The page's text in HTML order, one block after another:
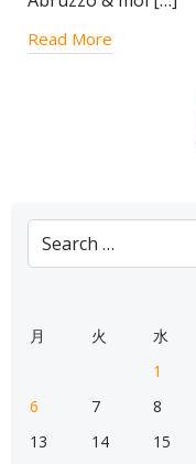
Read More
Search
for:
月
火 水
1
6
7 8
13
14 15